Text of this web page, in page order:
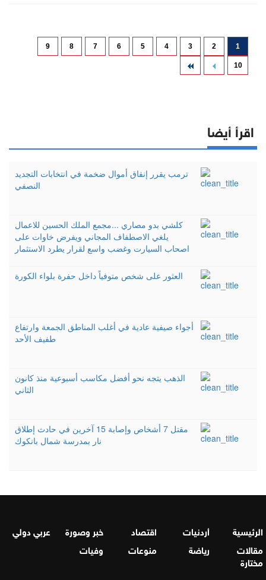
1
2
3
4
5
6
7
8
9
10
اقرأ أيضا
ترمب يقرر إنفاق أموال ضخمة في انتخابات التجديد
النصفي
كلشي بدو مصاري ...مجمع الملك الحسين للاعمال
يلغي الاصطفاف المجاني ويفرض خاوات على
اصحاب السيارت وغضب واسع لقرار يطرد الاستثمار
العثور على شخص متوفياً داخل حفرة بلواء الكورة
أجواء صيفية عادية في أغلب المناطق الجمعة وارتفاع
طفيف الأحد
الذهب يتجه نحو أفضل مكاسب أسبوعية منذ كانون
الثاني
مقتل 7 أشخاص وإصابة 15 آخرين في حادث إطلاق
نار بمدرسة شمال بانكوك
الرئيسية أردنيات اقتصاد خبر وصورة
عربي دولي
مقالات
مختارة
رياضة منوعات وفيات